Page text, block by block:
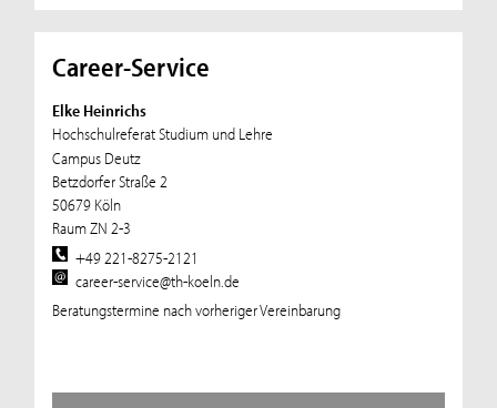
Career-Service
Elke Heinrichs
Hochschulreferat Studium und Lehre
Campus Deutz
Betzdorfer Straße 2
50679 Köln
Raum ZN 2-3
+49 221-8275-2121
career-service@th-koeln.de
Beratungstermine nach vorheriger Vereinbarung